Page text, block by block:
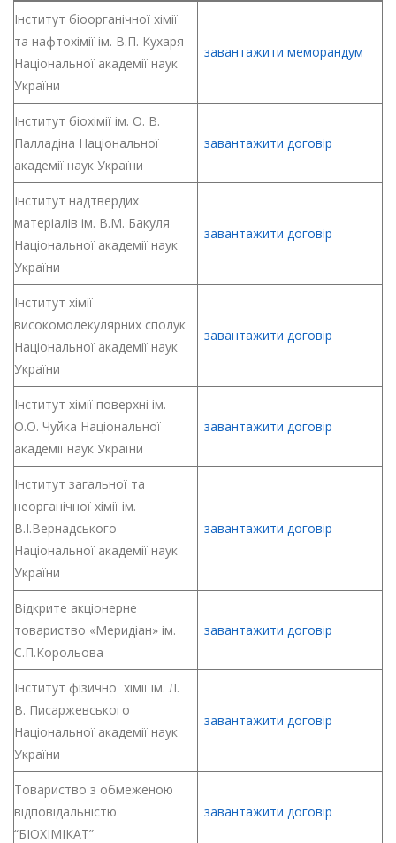
Iнститут бiоорганiчної хiмiї
та нафтохiмiї ім. В.П. Кухаря
Національної академії наук
України
завантажити меморандум
Інститут біохімії ім. О. В.
Палладіна Національної
академії наук України
завантажити договір
Інститут надтвердих
матеріалів ім. В.М. Бакуля
Національної академії наук
України
завантажити договір
Інститут хімії
високомолекулярних сполук
Національної академії наук
України
завантажити договір
Інститут хімії поверхні ім.
О.О. Чуйка Національної
академії наук України
завантажити договір
Інститут загальної та
неорганічної хімії ім.
В.І.Вернадського
Національної академії наук
України
завантажити договір
Відкрите акціонерне
товариство «Меридіан» ім.
С.П.Корольова
завантажити договір
Інститут фізичної хімії ім. Л.
В. Писаржевського
Національної академії наук
України
завантажити договір
Товариство з обмеженою
відповідальністю
“БІОХІМІКАТ”
завантажити договір